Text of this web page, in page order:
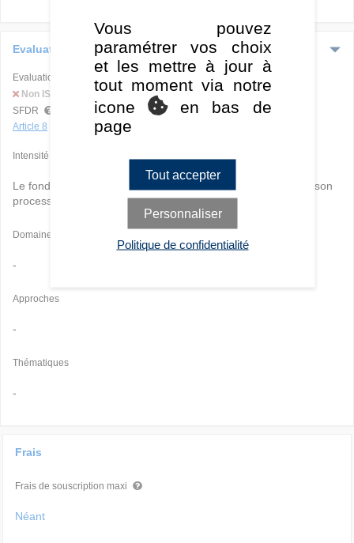
Evaluation ESG
Evaluation ISR globale
Non ISR
SFDR
Article 8
Intensité
Le fonds
les critères extra-financiers (ESG) à son
processus d'investissement.
Domaines
-
Approches
-
Thématiques
-
Frais
Frais de souscription maxi
Néant
Vous pouvez
paramétrer vos choix
et les mettre à jour à
tout moment via notre
icone
en bas de
page
Tout accepter
Personnaliser
Politique de confidentialité